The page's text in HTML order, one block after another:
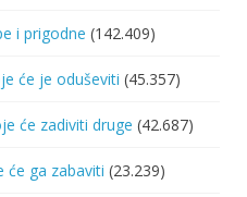
i prigodne (142.409)
će je oduševiti (45.357)
će zadiviti druge (42.687)
će ga zabaviti (23.239)